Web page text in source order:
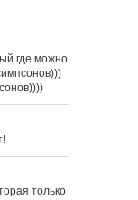
почему поёт
где можно
только